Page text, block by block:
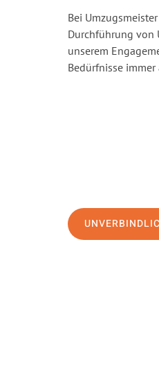
Bei
Durchführung von
unserem
Bedürfnisse